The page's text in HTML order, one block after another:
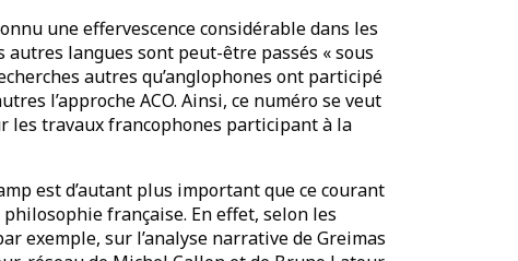
une effervescence considérable dans les
langues sont peut-être passés « sous
autres qu’anglophones ont participé
l’approche ACO. Ainsi, ce numéro se veut
les travaux francophones participant à la
est d’autant plus important que ce courant
française. En effet, selon les
exemple, sur l’analyse narrative de Greimas